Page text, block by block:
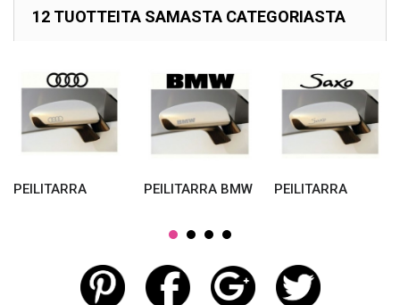
12 TUOTTEITA SAMASTA CATEGORIASTA
PEILITARRA PEILITARRA BMW PEILITARRA